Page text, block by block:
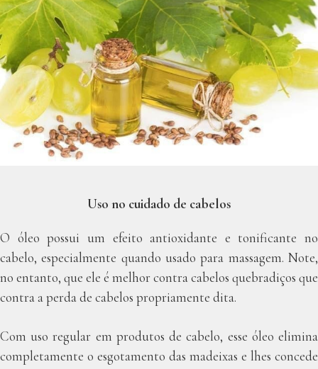
Uso no cuidado de cabelos
O óleo possui um efeito antioxidante e tonificante no
cabelo, especialmente quando usado para massagem. Note,
no entanto, que ele é melhor contra cabelos quebradiços que
contra a perda de cabelos propriamente dita.
Com uso regular em produtos de cabelo, esse óleo elimina
completamente o esgotamento das madeixas e lhes concede